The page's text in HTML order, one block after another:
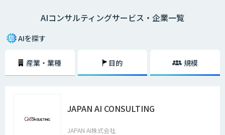
AIコンサルティングサービス・企業一覧
AIを探す
産業・業種 目的 規模
JAPAN AI CONSULTING
JAPAN AI株式会社